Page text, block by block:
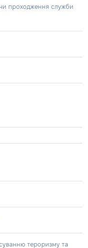
проходження служби
тероризму та